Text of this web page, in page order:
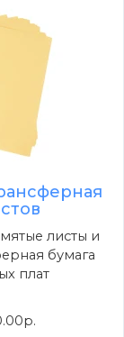
листы и
бумага
плат